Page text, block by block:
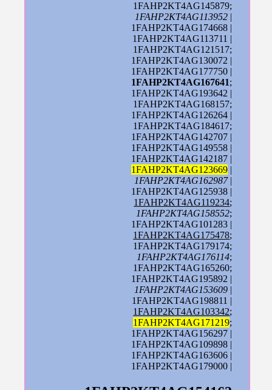
1FAHP2KT4AG145879;
1FAHP2KT4AG113952
1FAHP2KT4AG174668 |
1FAHP2KT4AG113711 |
1FAHP2KT4AG121517;
1FAHP2KT4AG130072 |
1FAHP2KT4AG177750 |
1FAHP2KT4AG167641;
1FAHP2KT4AG193642 |
1FAHP2KT4AG168157;
1FAHP2KT4AG126264 |
1FAHP2KT4AG184617;
1FAHP2KT4AG142707 |
1FAHP2KT4AG149558 |
1FAHP2KT4AG142187 |
1FAHP2KT4AG123669
1FAHP2KT4AG162987|
1FAHP2KT4AG125938 |
1FAHP2KT4AG119234;
1FAHP2KT4AG158552;
1FAHP2KT4AG101283 |
1FAHP2KT4AG175478;
1FAHP2KT4AG179174;
1FAHP2KT4AG176114;
1FAHP2KT4AG165260;
1FAHP2KT4AG195892 |
1FAHP2KT4AG153609
1FAHP2KT4AG198811 |
1FAHP2KT4AG103342;
1FAHP2KT4AG171219;
1FAHP2KT4AG156297 |
1FAHP2KT4AG109898 |
1FAHP2KT4AG163606 |
1FAHP2KT4AG179000 |